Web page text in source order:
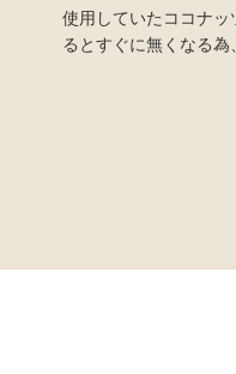
使用していたココナ
るとすぐに無くなる為